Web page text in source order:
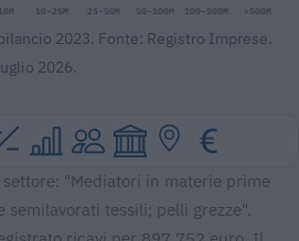
10-25M 25-50M 50-100M 100-500M >500M
2023. Fonte: Registro Imprese.
2026.
"Mediatori in materie prime
semilavorati tessili; pelli grezze".